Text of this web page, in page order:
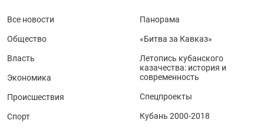
Все новости
Общество
Власть
Экономика
Происшествия
Спорт
Панорама
«Битва за Кавказ»
Летопись кубанского
казачества: история и
современность
Спецпроекты
Кубань 2000-2018